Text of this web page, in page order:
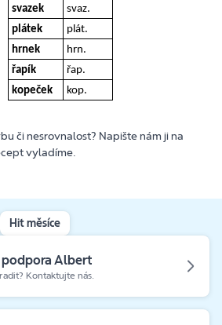
svazek
svaz.
plátek
plát.
hrnek
hrn.
řapík
řap.
kopeček kop.
či nesrovnalost? Napište nám ji na
vyladíme.
Hit měsíce
podpora Albert
Kontaktujte nás.